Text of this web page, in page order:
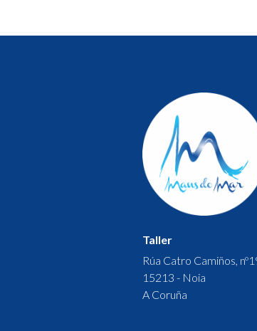
Taller
Rúa Catro Camiños,
15213 - Noia
A Coruña